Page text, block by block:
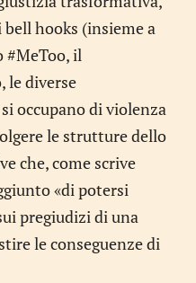
hooks (insieme a
#MeToo, il
le diverse
occupano di violenza
le strutture dello
che, come scrive
«di potersi
pregiudizi di una
le conseguenze di